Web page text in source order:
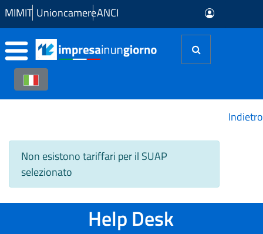
Skip to Main Content
MIMIT UnioncamereANCI
Non esistono tariffari per il SUAP
selezionato
Indietro
Help Desk